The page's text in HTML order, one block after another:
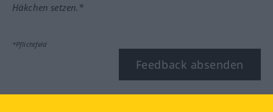
Häkchen setzen.*
*Pflichtfeld
Feedback absenden